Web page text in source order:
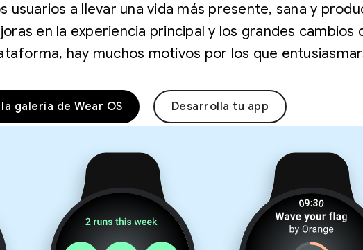
usuarios a llevar una vida más presente, sana y
en la experiencia principal y los grandes cambios
hay muchos motivos por los que
galería de Wear OS Desarrolla tu app